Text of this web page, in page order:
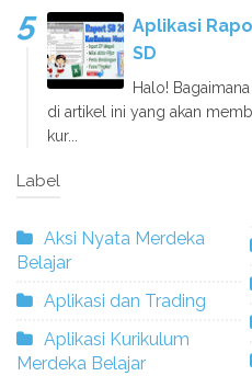
Aplikasi
SD
Halo!
di artikel ini yang akan
kur...
Label
Aksi Nyata Merdeka
Belajar
Aplikasi dan Trading
Aplikasi Kurikulum
Merdeka Belajar